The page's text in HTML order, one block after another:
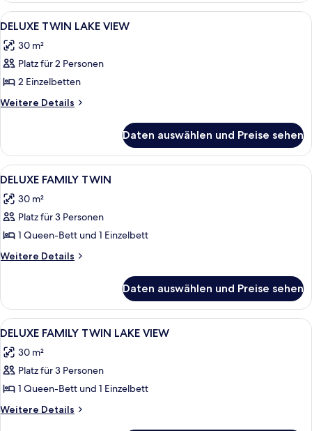
Alle
Fotos
für
DELUXE
TWIN
LAKE
Ein Hotelzimmer mit zwei Betten,
4
DELUXE TWIN LAKE VIEW
30 m²
Platz für 2 Personen
2 Einzelbetten
Weitere Details
Weitere
TWIN
LAKE
VIEW
Daten auswählen und Preise sehen
Alle
Fotos
für
DELUXE
FAMILY
TWIN
Ein Hotelzimmer mit zwei Betten,
5
DELUXE FAMILY TWIN
30 m²
Platz für 3 Personen
1 Queen-Bett und 1 Einzelbett
Weitere Details
Weitere
FAMILY
TWIN
Daten auswählen und Preise sehen
Alle
Fotos
für
DELUXE
FAMILY
TWIN
Ein Hotelzimmer mit zwei Betten,
4
DELUXE FAMILY TWIN LAKE VIEW
30 m²
Platz für 3 Personen
1 Queen-Bett und 1 Einzelbett
Weitere Details
Weitere